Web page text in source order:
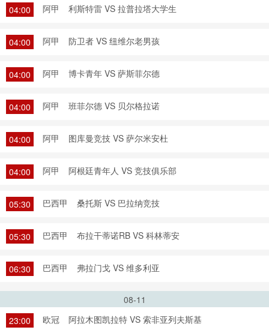
04:00 阿甲 利斯特雷 VS 拉普拉塔大学生
04:00 阿甲 防卫者 VS 纽维尔老男孩
04:00 阿甲 博卡青年 VS 萨斯菲尔德
04:00 阿甲 班菲尔德 VS 贝尔格拉诺
04:00 阿甲 图库曼竞技 VS 萨尔米安杜
04:00 阿甲 阿根廷青年人 VS 竞技俱乐部
05:30 巴西甲 桑托斯 VS 巴拉纳竞技
05:30 巴西甲 布拉干蒂诺RB VS 科林蒂安
06:30 巴西甲 弗拉门戈 VS 维多利亚
08-11
23:00
欧冠 阿拉木图凯拉特 VS 索非亚列夫斯基